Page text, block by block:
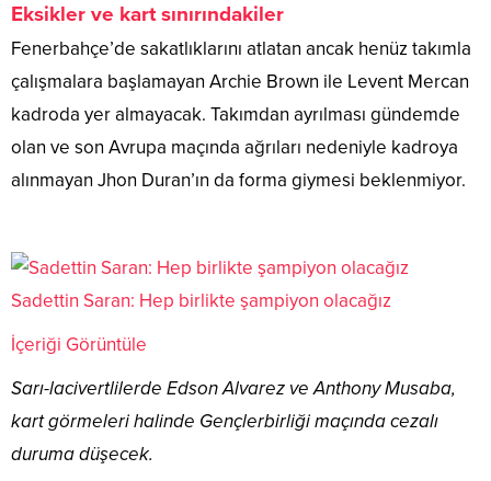
Eksikler ve kart sınırındakiler
Fenerbahçe’de sakatlıklarını atlatan ancak henüz takımla
çalışmalara başlamayan Archie Brown ile Levent Mercan
kadroda yer almayacak. Takımdan ayrılması gündemde
olan ve son Avrupa maçında ağrıları nedeniyle kadroya
alınmayan Jhon Duran’ın da forma giymesi beklenmiyor.
Sadettin Saran: Hep birlikte şampiyon olacağız
İçeriği Görüntüle
Sarı-lacivertlilerde Edson Alvarez ve Anthony Musaba,
kart görmeleri halinde Gençlerbirliği maçında cezalı
duruma düşecek.